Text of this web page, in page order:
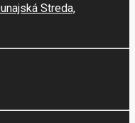
Streda,